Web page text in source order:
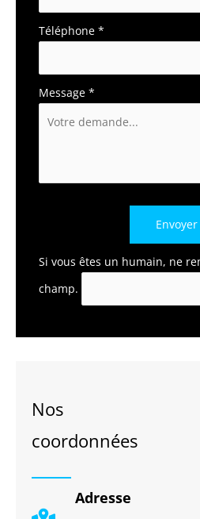
Téléphone *
Message *
Envoyer
Si vous êtes un humain, ne
champ.
Nos
coordonnées
Adresse